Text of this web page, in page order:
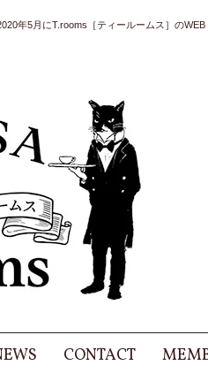
年5月にT.rooms［ティールームス］のWEB
CONTACT